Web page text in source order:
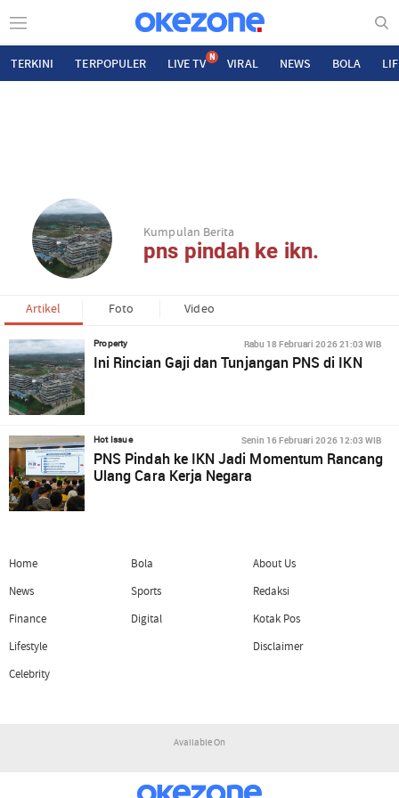
TERKINI TERPOPULER LIVE TV N VIRAL NEWS BOLA
Kumpulan Berita
pns pindah ke ikn.
Artikel Foto Video
Property Rabu 18 Februari 2026 21:03 WIB
Ini Rincian Gaji dan Tunjangan PNS di IKN
Hot Issue Senin 16 Februari 2026 12:03 WIB
PNS Pindah ke IKN Jadi Momentum Rancang
Ulang Cara Kerja Negara
Home
News
Finance
Lifestyle
Celebrity
Bola
Sports
Digital
About Us
Redaksi
Kotak Pos
Disclaimer
Available On